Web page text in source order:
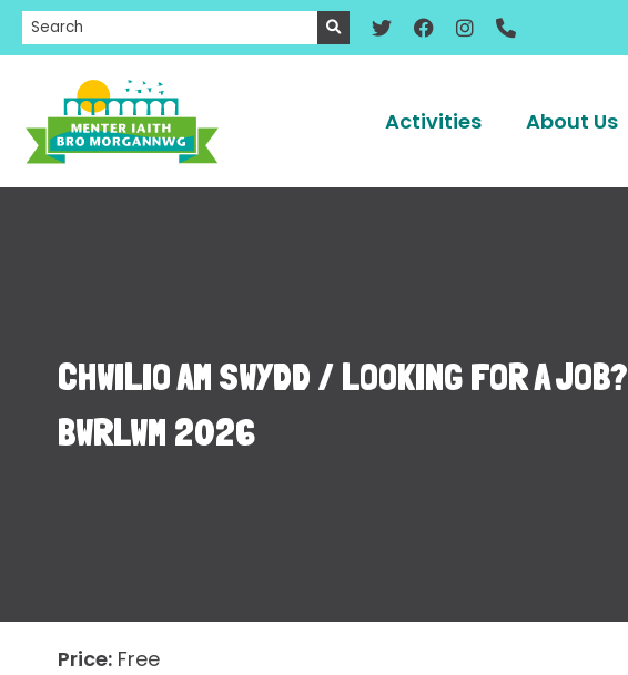
Activities About Us
CHWILIO AM SWYDD / LOOKING FOR A JOB?
BWRLWM 2026
Price: Free